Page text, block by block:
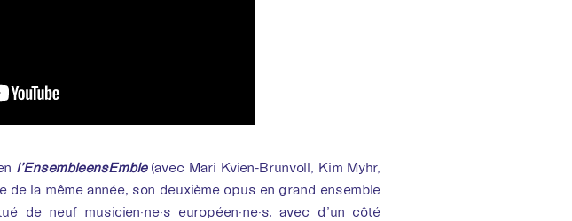
l’EnsembleensEmble(avec Mari Kvien-Brunvoll, Kim Myhr,
de la même année, son deuxième opus en grand ensemble
de neuf musicien·ne·s européen·ne·s, avec d’un côté